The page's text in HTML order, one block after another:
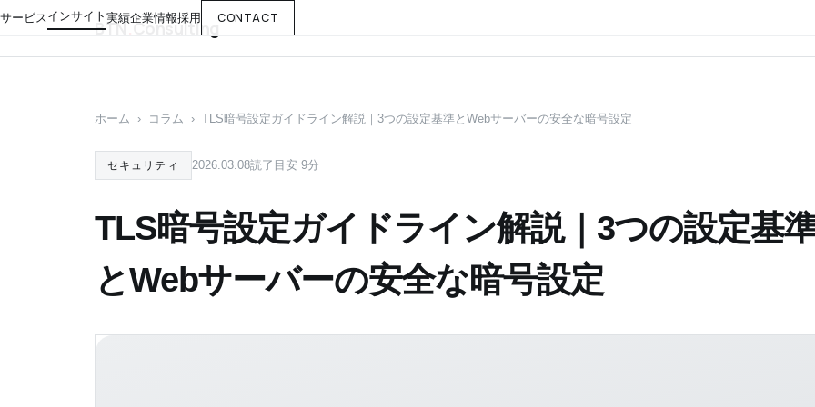
BTN.Consulting
サービスインサイト 実績企業情報採用 CONTACT
ホーム › コラム › TLS暗号設定ガイドライン解説｜3つの設定基準とWebサーバーの安全な暗号設定
セキュリティ 2026.03.08読了目安 9分
TLS暗号設定ガイドライン解説｜3つの設定基
とWebサーバーの安全な暗号設定